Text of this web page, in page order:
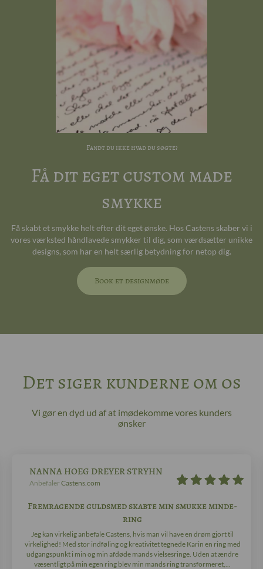
Fandt du ikke hvad du søgte?
Få dit eget custom made
smykke
Få skabt et smykke helt efter dit eget ønske. Hos Castens skaber vi i
vores værksted håndlavede smykker til dig, som værdsætter unikke
designs, som har en helt særlig betydning for netop dig.
Book et designmøde
Det siger kunderne om os
Vi gør en dyd ud af at imødekomme vores kunders
ønsker
NANNA HOEG DREYER STRYHN
Anbefaler Castens.com
Fremragende guldsmed skabte min smukke minde-
ring
Jeg kan virkelig anbefale Castens, hvis man vil have en drøm gjort til
virkelighed! Med stor indføling og kreativitet tegnede Karin en ring med
udgangspunkt i min og min afdøde mands vielsesringe. Uden at ændre
væsentligt på min egen ring blev min mands ring transformeret,...